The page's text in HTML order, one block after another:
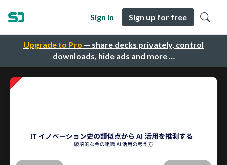
Upgrade to Pro — share decks privately, control
downloads, hide ads and more …
Sign in Sign up for free